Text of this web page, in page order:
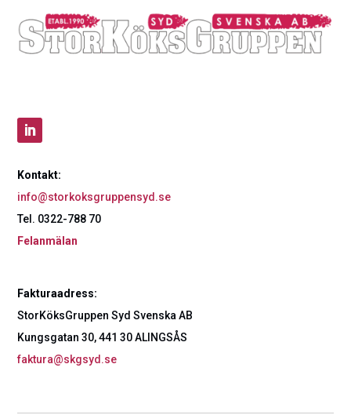
Kontakt:
info@storkoksgruppensyd.se
Tel. 0322-788 70
Felanmälan
Fakturaadress:
StorKöksGruppen Syd Svenska AB
Kungsgatan 30, 441 30 ALINGSÅS
faktura@skgsyd.se